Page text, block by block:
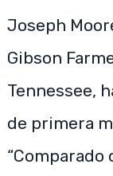
Joseph
Gibson
Tennessee,
de primera
“Comparado